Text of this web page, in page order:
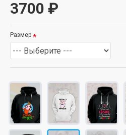
3700 ₽
Размер